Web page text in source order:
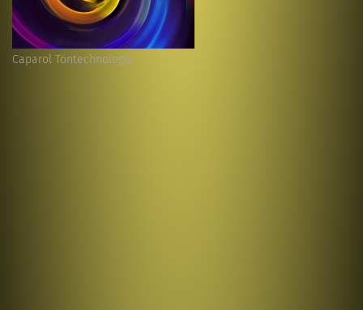
Caparol Töntechnologie